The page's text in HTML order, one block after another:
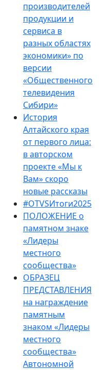
производителей
продукции и
сервиса в
разных областях
экономики» по
версии
«Общественного
телевидения
Сибири»
История
Алтайского края
от первого лица:
в авторском
проекте «Мы к
Вам» скоро
новые рассказы
#OTVSИтоги2025
ПОЛОЖЕНИЕ о
памятном знаке
«Лидеры
местного
сообщества»
ОБРАЗЕЦ
ПРЕДСТАВЛЕНИЯ
на награждение
памятным
знаком «Лидеры
местного
сообщества»
Автономной